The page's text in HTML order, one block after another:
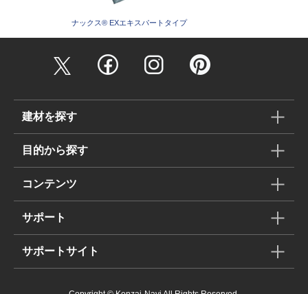
ナックス®︎ EXエキスパートタイプ
建材を探す
目的から探す
コンテンツ
サポート
サポートサイト